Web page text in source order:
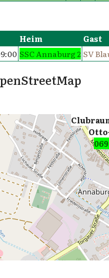
Heim Gast
SSC Annaburg 2 SV